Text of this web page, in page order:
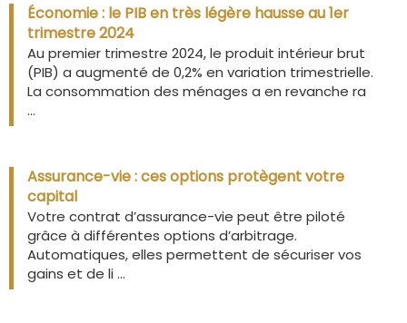
Économie : le PIB en très légère hausse au 1er
trimestre 2024
Au premier trimestre 2024, le produit intérieur brut
(PIB) a augmenté de 0,2% en variation trimestrielle.
La consommation des ménages a en revanche ra
...
Assurance-vie : ces options protègent votre
capital
Votre contrat d’assurance-vie peut être piloté
grâce à différentes options d’arbitrage.
Automatiques, elles permettent de sécuriser vos
gains et de li ...